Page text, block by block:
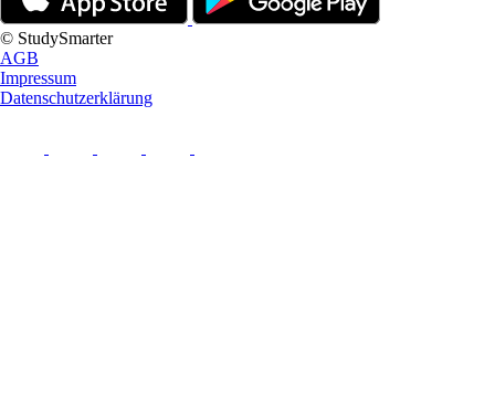
© StudySmarter
AGB
Impressum
Datenschutzerklärung